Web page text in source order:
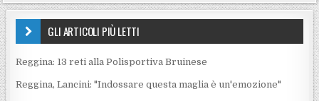
GLI ARTICOLI PIÙ LETTI
Reggina: 13 reti alla Polisportiva Bruinese
Reggina, Lancini: "Indossare questa maglia è un'emozione"